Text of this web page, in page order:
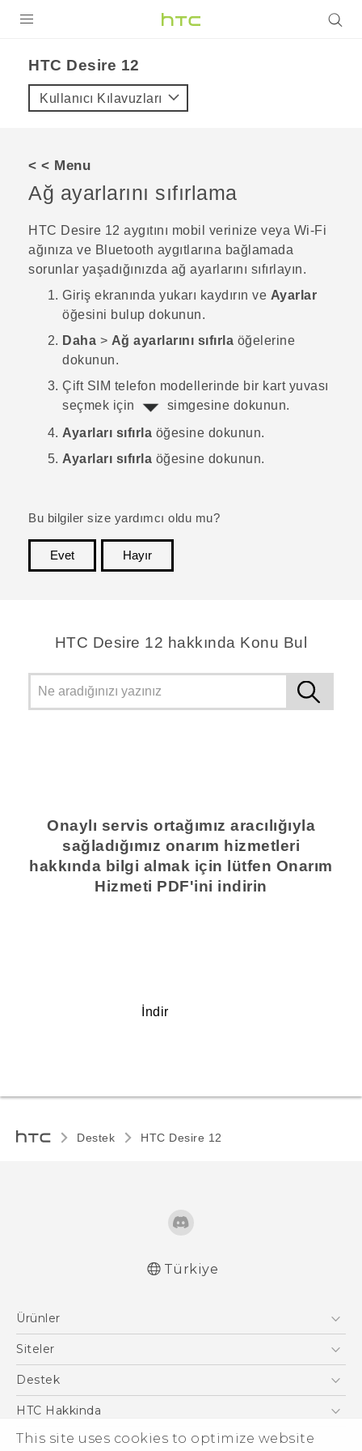
This site uses cookies to optimize website
VIVE
VIVERSE
DESTEK
HTC Desire 12‎
Kullanıcı Kılavuzları
< < Menu
Ağ ayarlarını sıfırlama
HTC Desire 12 aygıtını mobil verinize veya Wi‍-Fi
ağınıza ve Bluetooth aygıtlarına bağlamada
sorunlar yaşadığınızda ağ ayarlarını sıfırlayın.
Giriş ekranında yukarı kaydırın ve Ayarlar
öğesini bulup dokunun.
Daha > Ağ ayarlarını sıfırla öğelerine
dokunun.
Çift SIM telefon modellerinde bir kart yuvası
seçmek için
simgesine dokunun.
Ayarları sıfırla öğesine dokunun.
Ayarları sıfırla öğesine dokunun.
Bu bilgiler size yardımcı oldu mu?
Evet
Hayır
HTC Desire 12 hakkında Konu Bul
Onaylı servis ortağımız aracılığıyla
sağladığımız onarım hizmetleri
hakkında bilgi almak için lütfen Onarım
Hizmeti PDF'ini indirin
İndir
Destek HTC Desire 12‎
Türkiye
Ürünler
Akıllı Telefonlar
VIVE
Siteler
HTC Dev
Destek
Destek Merkezi
HTC Hakkinda
ESG